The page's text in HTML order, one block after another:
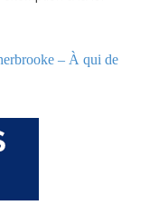
– À qui de